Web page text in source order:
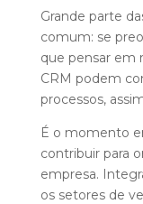
Grande parte
comum: se
que pensar em
CRM podem
processos,
É o momento
contribuir para
empresa.
os setores de